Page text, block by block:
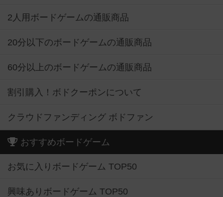
2人用ボードゲームの通販商品
20分以下のボードゲームの通販商品
60分以上のボードゲームの通販商品
割引購入！ボドクーポンについて
クラウドファンディング ボドファン
おすすめボードゲーム
お気に入りボードゲーム TOP50
興味ありボードゲーム TOP50